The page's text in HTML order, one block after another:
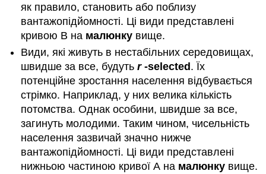
як правило, становить або поблизу
вантажопідйомності. Ці види представлені
кривою B на малюнку вище.
Види, які живуть в нестабільних середовищах,
швидше за все, будутьr -selected. Їх
потенційне зростання населення відбувається
стрімко. Наприклад, у них велика кількість
потомства. Однак особини, швидше за все,
загинуть молодими. Таким чином, чисельність
населення зазвичай значно нижче
вантажопідйомності. Ці види представлені
нижньою частиною кривої А на малюнку вище.